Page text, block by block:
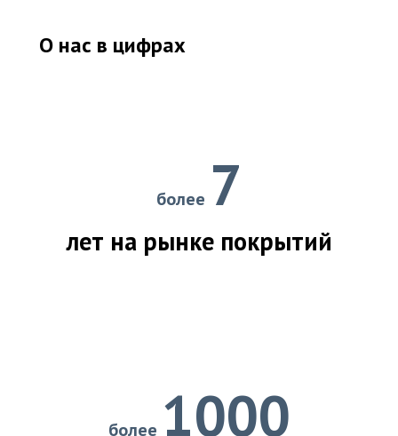
О нас в цифрах
более 7
лет на рынке покрытий
более 1000